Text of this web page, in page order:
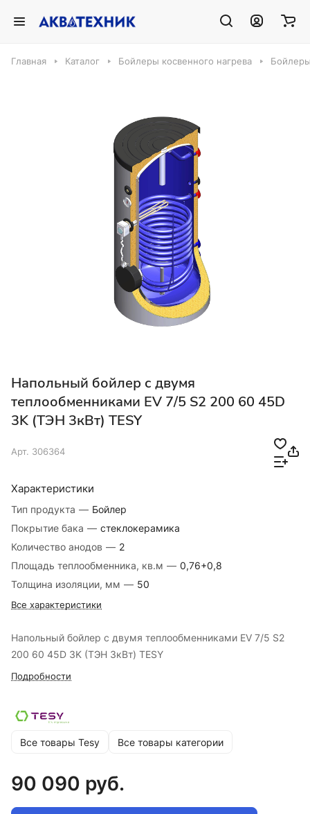
Главная Каталог Бойлеры косвенного нагрева
Напольный бойлер с двумя
теплообменниками EV 7/5 S2 200 60 45D
3K (ТЭН 3кВт) TESY
Арт. 306364
Характеристики
Тип продукта — Бойлер
Покрытие бака — стеклокерамика
Количество анодов — 2
Площадь теплообменника, кв.м — 0,76+0,8
Толщина изоляции, мм — 50
Все характеристики
Напольный бойлер с двумя теплообменниками EV 7/5 S2
200 60 45D 3K (ТЭН 3кВт) TESY
Подробности
Все товары Tesy Все товары категории
90 090 руб.